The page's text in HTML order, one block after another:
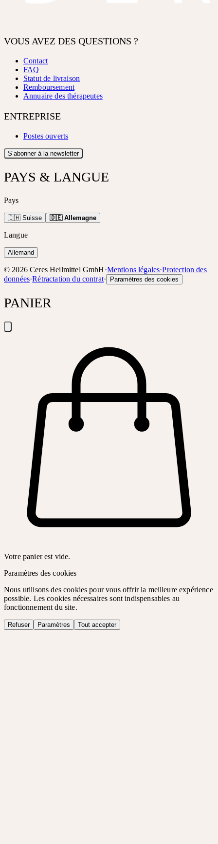
VOUS AVEZ DES QUESTIONS ?
Contact
FAQ
Statut de livraison
Remboursement
Annuaire des thérapeutes
ENTREPRISE
Postes ouverts
S’abonner à la newsletter
PAYS & LANGUE
Pays
🇨🇭 Suisse 🇩🇪 Allemagne
Langue
Allemand
© 2026 Ceres Heilmittel GmbH·Mentions légales·Protection des
données·Rétractation du contrat· Paramètres des cookies
PANIER
Votre panier est vide.
Paramètres des cookies
Nous utilisons des cookies pour vous offrir la meilleure expérience
possible. Les cookies nécessaires sont indispensables au
fonctionnement du site.
Refuser Paramètres Tout accepter